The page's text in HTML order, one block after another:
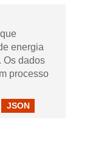
energia
Os dados
processo
JSON